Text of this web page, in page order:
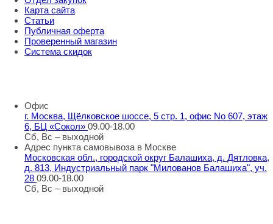
Карта сайта
Статьи
Публичная оферта
Проверенный магазин
Система скидок
Офис
г. Москва, Щёлковское шоссе, 5 стр. 1, офис No 607, этаж
6, БЦ «Сокол» 09.00-18.00
Сб, Вс – выходной
Адрес пункта самовывоза в Москве
Московская обл., городской округ Балашиха, д. Дятловка,
д. 813, Индустриальный парк "Милованов Балашиха", уч.
28 09.00-18.00
Сб, Вс – выходной